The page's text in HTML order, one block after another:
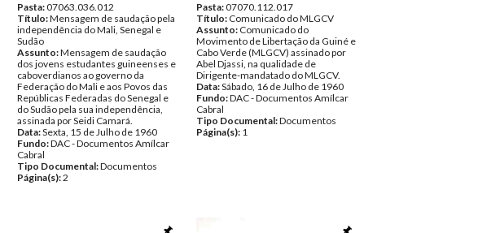
Pasta:07063.036.012
Título:Mensagem de saudação pela
independência do Mali, Senegal e
Sudão
Assunto:Mensagem de saudação
dos jovens estudantes guineenses e
caboverdianos ao governo da
Federação do Mali e aos Povos das
Repúblicas Federadas do Senegal e
do Sudão pela sua independência,
assinada por Seidi Camará.
Data:Sexta, 15 de Julho de 1960
Fundo:DAC - Documentos Amílcar
Cabral
Tipo Documental:Documentos
Página(s):2
Pasta:07070.112.017
Título: Comunicado do MLGCV
Assunto: Comunicado do
Movimento de Libertação da Guiné e
Cabo Verde (MLGCV) assinado por
Abel Djassi, na qualidade de
Dirigente-mandatado do MLGCV.
Data:Sábado, 16 de Julho de 1960
Fundo:DAC - Documentos Amílcar
Cabral
Tipo Documental:Documentos
Página(s): 1